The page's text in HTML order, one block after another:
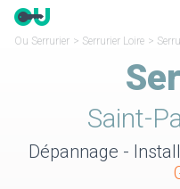
Ou Serrurier > Serrurier Loire >
Saint-
Dépannage -